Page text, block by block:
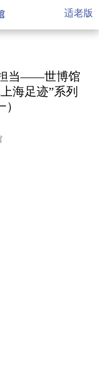
适老版
当——世博馆
海足迹”系列